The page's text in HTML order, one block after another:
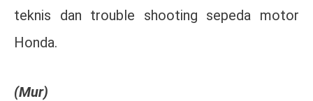
teknis dan trouble shooting sepeda motor
Honda.
(Mur)